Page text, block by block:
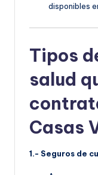
disponibles
Tipos
salud
Casas
1.- Seguros de